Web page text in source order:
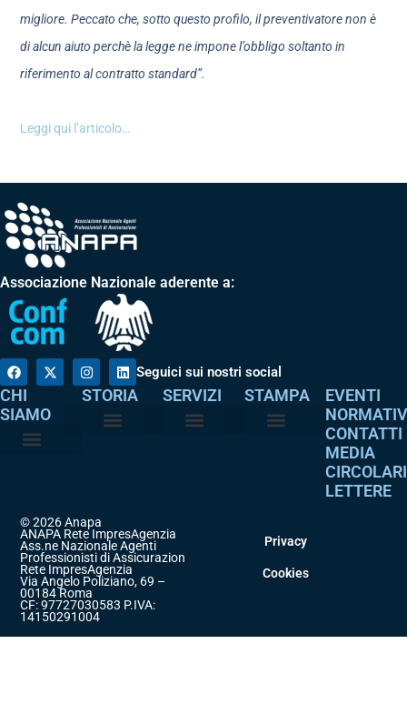
migliore. Peccato che, sotto questo profilo, il preventivatore non è
di alcun aiuto perchè la legge ne impone l’obbligo soltanto in
riferimento al contratto standard”.
Leggi qui l’articolo…
Associazione Nazionale aderente a:
Seguici sui nostri social
CHI
SIAMO
STORIA SERVIZI STAMPA
EVENTI
CONTATTI
MEDIA
CIRCOLARI
LETTERE
© 2026 Anapa
ANAPA Rete ImpresAgenzia
Ass.ne Nazionale Agenti
Professionisti di Assicurazione
Rete ImpresAgenzia
Via Angelo Poliziano, 69 –
00184 Roma
CF: 97727030583 P.IVA:
14150291004
Privacy
Cookies